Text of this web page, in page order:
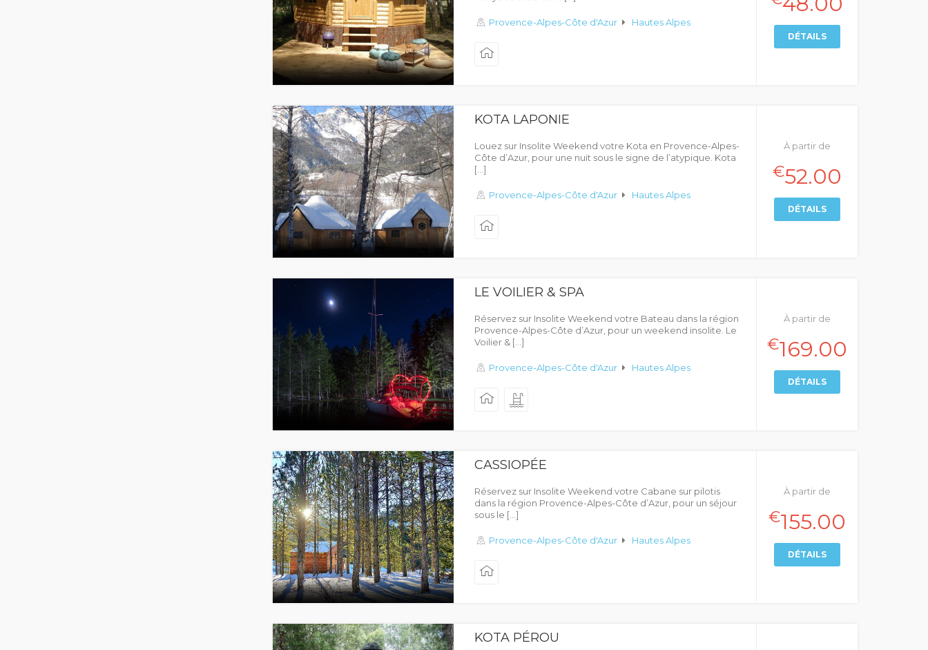
Provence-Alpes-Côte d'Azur Hautes Alpes
DÉTAILS
KOTA LAPONIE
Louez sur Insolite Weekend votre Kota en Provence-Alpes-
Côte d’Azur, pour une nuit sous le signe de l’atypique. Kota
[…]
Provence-Alpes-Côte d'Azur Hautes Alpes
À partir de
€52.00
DÉTAILS
LE VOILIER & SPA
Réservez sur Insolite Weekend votre Bateau dans la région
Provence-Alpes-Côte d’Azur, pour un weekend insolite. Le
Voilier & […]
Provence-Alpes-Côte d'Azur Hautes Alpes
À partir de
€169.00
DÉTAILS
CASSIOPÉE
Réservez sur Insolite Weekend votre Cabane sur pilotis
dans la région Provence-Alpes-Côte d’Azur, pour un séjour
sous le […]
Provence-Alpes-Côte d'Azur Hautes Alpes
À partir de
€155.00
DÉTAILS
KOTA PÉROU